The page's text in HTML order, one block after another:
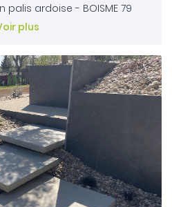
palis ardoise - BOISME 79
plus